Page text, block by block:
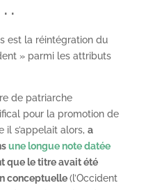
. .
est la réintégration du
» parmi les attributs
de patriarche
pour la promotion de
il s’appelait alors, a
une longue note datée
que le titre avait été
conceptuelle(l’Occident